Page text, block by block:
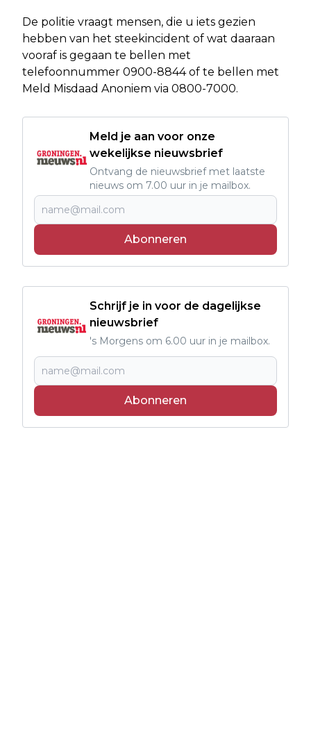
De politie vraagt mensen, die u iets gezien
hebben van het steekincident of wat daaraan
vooraf is gegaan te bellen met
telefoonnummer 0900-8844 of te bellen met
Meld Misdaad Anoniem via 0800-7000.
Meld je aan voor onze
wekelijkse nieuwsbrief
Ontvang de nieuwsbrief met laatste
nieuws om 7.00 uur in je mailbox.
Abonneren
Schrijf je in voor de dagelijkse
nieuwsbrief
's Morgens om 6.00 uur in je mailbox.
Abonneren